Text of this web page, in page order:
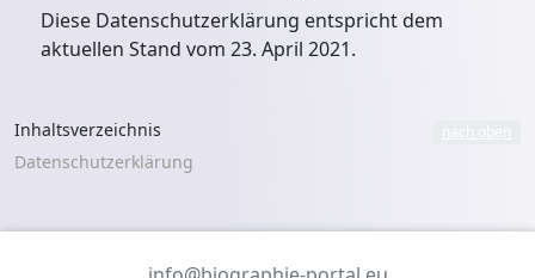
Diese Datenschutzerklärung entspricht dem
aktuellen Stand vom 23. April 2021.
Inhaltsverzeichnis
Datenschutzerklärung